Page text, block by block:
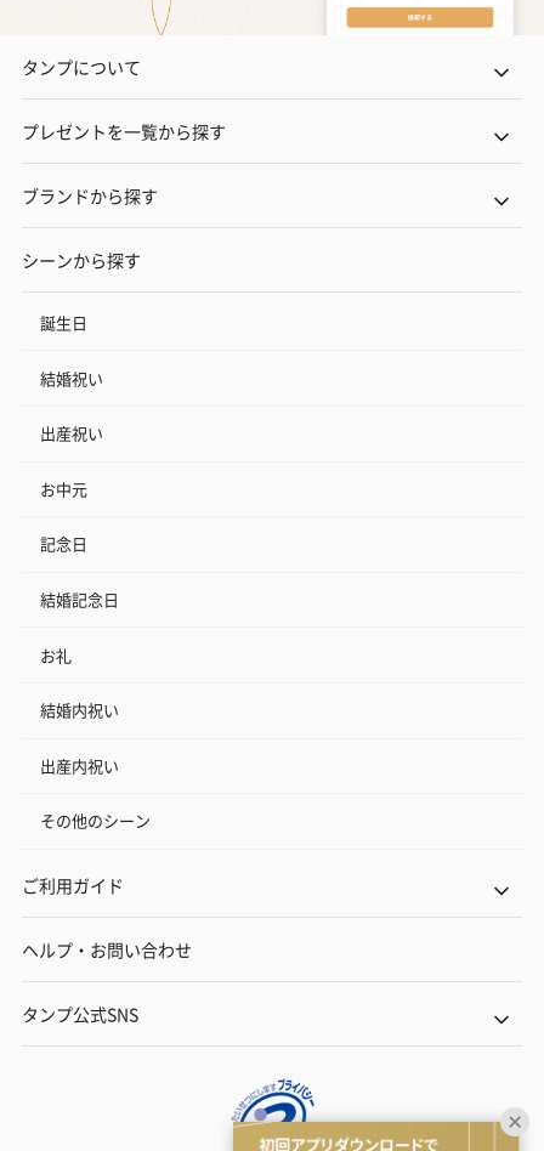
タンプについて
プレゼントを一覧から探す
ブランドから探す
シーンから探す
誕生日
結婚祝い
出産祝い
お中元
記念日
結婚記念日
お礼
結婚内祝い
出産内祝い
その他のシーン
ご利用ガイド
ヘルプ・お問い合わせ
タンプ公式SNS